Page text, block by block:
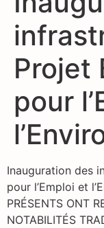
Projet
pour
Inauguration des
pour l’Emploi et
PRÉSENTS ONT
NOTABILITÉS